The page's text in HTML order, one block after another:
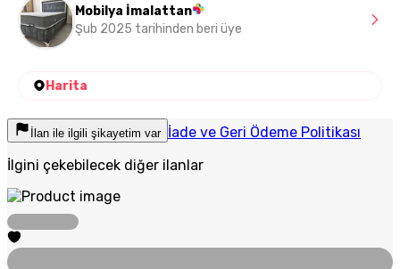
Mobilya İmalattan
Şub 2025 tarihinden beri üye
Harita
İlan ile ilgili şikayetim var İade ve Geri Ödeme Politikası
İlgini çekebilecek diğer ilanlar